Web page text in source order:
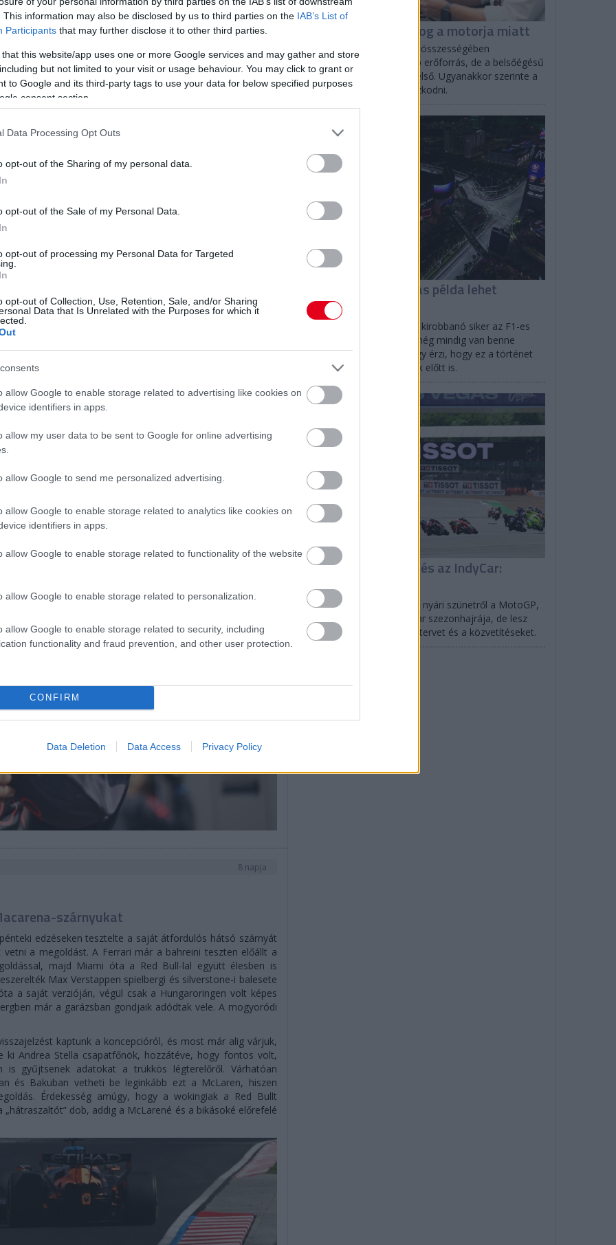
This information may also be disclosed by us to third parties on the IAB’s List of
Participants that may further disclose it to other third parties.
that this website/app uses one or more Google services and may gather and store
but not limited to your visit or usage behaviour. You may click to grant or
to Google and its third-party tags to use your data for below specified purposes
consent section.
Data Processing Opt Outs
opt-out of the Sharing of my personal data.
opt-out of the Sale of my Personal Data.
opt-out of processing my Personal Data for Targeted
opt-out of Collection, Use, Retention, Sale, and/or Sharing
Data that Is Unrelated with the Purposes for which it
allow Google to enable storage related to advertising like cookies on
identifiers in apps.
allow my user data to be sent to Google for online advertising
allow Google to send me personalized advertising.
allow Google to enable storage related to analytics like cookies on
identifiers in apps.
allow Google to enable storage related to functionality of the website
allow Google to enable storage related to personalization.
allow Google to enable storage related to security, including
functionality and fraud prevention, and other user protection.
CONFIRM
Data Deletion Data Access Privacy Policy
bízom, hogy bejelentik-e
– nem árulta el, hogy pontosan milyen távra, de
a négykarikás gyártóval.
így. Nem árulhatom el a szerződés hosszát, rájuk
nem bánom, rajtuk múlik, az ő döntésük. De amit
évről van szó, és remélhetőleg szerezhetünk sok nagy
8 napja
szárnyukat
edzéseken tesztelte a saját átfordulós hátsó szárnyát
a megoldást. A Ferrari már a bahreini teszten előállt a
majd Miami óta a Red Bull-lal együtt élesben is
Max Verstappen spielbergi és silverstone-i balesete
a saját verzióján, végül csak a Hungaroringen volt képes
már a garázsban gondjaik adódtak vele. A mogyoródi
kaptunk a koncepcióról, és most már alig várjuk,
ki Andrea Stella csapatfőnök, hozzátéve, hogy fontos volt,
gyűjtsenek adatokat a trükkös légterelőről. Várhatóan
és Bakuban vetheti be leginkább ezt a McLaren, hiszen
Érdekesség amúgy, hogy a wokingiak a Red Bullt
dob, addig a McLarené és a bikásoké előrefelé
Wolff: A Ferrari nyafog a motorja miatt
Toto Wolff elismerte, hogy összességében
valószínűleg övék a legjobb erőforrás, de a belsőégésű
motor terén a Red Bull az első. Ugyanakkor szerinte a
Ferrarinak sincs oka panaszkodni.
Domenicali: Las Vegas példa lehet
másoknak
Stefano Domenicali szerint kirobbanó siker az F1-es
nagydíj Las Vegasban, de még mindig van benne
növekedési potenciál, és úgy érzi, hogy ez a történet
példaként szolgálhat mások előtt is.
Visszatér a MotoGP és az IndyCar:
menetrend
Silverstone-ban tér vissza a nyári szünetről a MotoGP,
Portlandban indul az IndyCar szezonhajrája, de lesz
NASCAR is: mutatjuk az időtervet és a közvetítéseket.
EGYÉB